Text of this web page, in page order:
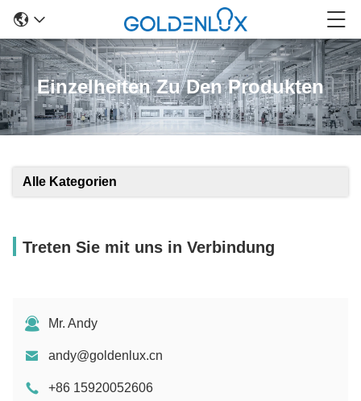
Einzelheiten Zu Den Produkten
Alle Kategorien
Treten Sie mit uns in Verbindung
Mr. Andy
andy@goldenlux.cn
+86 15920052606